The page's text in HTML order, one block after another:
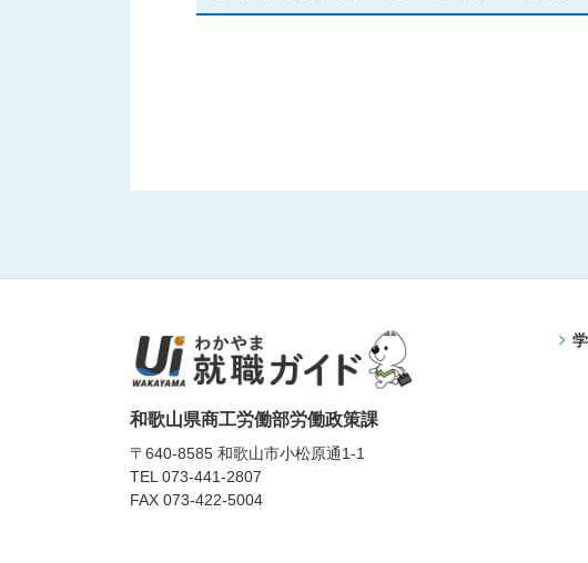
和歌山県商工労働部労働政策課
〒640-8585 和歌山市小松原通1-1
TEL073-441-2807
FAX 073-422-5004